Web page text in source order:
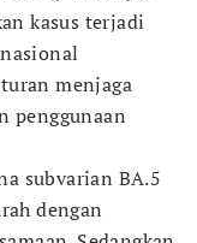
kasus terjadi
menjaga
penggunaan
subvarian BA.5
dengan